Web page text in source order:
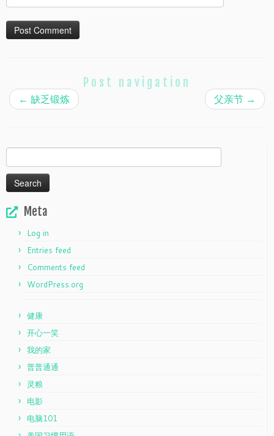
Post navigation
← 缺乏锻炼 父亲节 →
for:
Meta
Log in
Entries feed
Comments feed
WordPress.org
健康
开心一笑
我的家
普普通通
灵粮
电影
电脑101